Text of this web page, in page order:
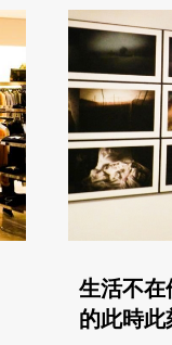
生活不在
的此時此